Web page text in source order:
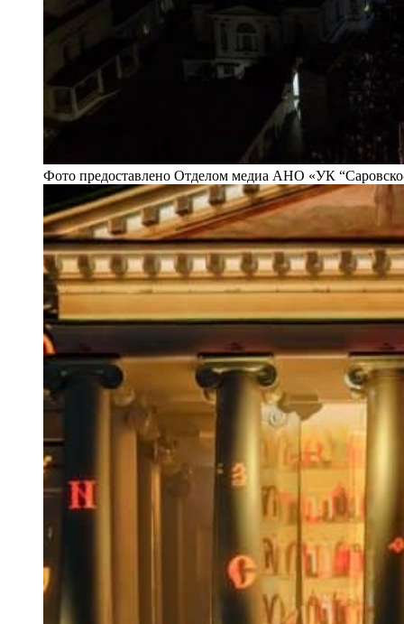
Фото предоставлено Отделом медиа АНО «УК